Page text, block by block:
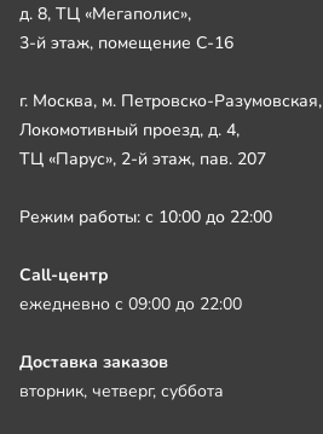
д. 8, ТЦ «Мегаполис»,
3-й этаж, помещение С-16
г. Москва, м. Петровско-Разумовская,
Локомотивный проезд, д. 4,
ТЦ «Парус», 2-й этаж, пав. 207
Режим работы: с 10:00 до 22:00
Call-центр
ежедневно с 09:00 до 22:00
Доставка заказов
вторник, четверг, суббота